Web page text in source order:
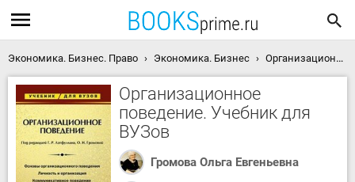
Экономика. Бизнес. Право Экономика. Бизнес Организационное поведение. Учебник для ВУЗов скачать книгу
Организационное
поведение. Учебник для
ВУЗов
Громова Ольга Евгеньевна